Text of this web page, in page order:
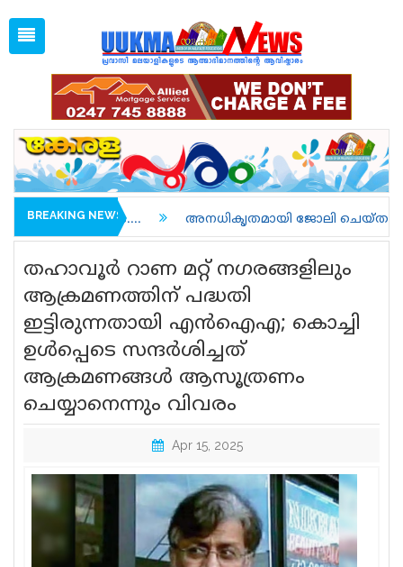
1 GBP =
128.35
Latest News
Associations
Spiritual
UK NEWS
World
uukma
Sports
Classifieds
Open
Menu
BREAKING NEWS
അനധികൃതമായി ജോലി ചെയ്തതിന്
തഹാവൂര്‍ റാണ മറ്റ് നഗരങ്ങളിലും
ആക്രമണത്തിന് പദ്ധതി
ഇട്ടിരുന്നതായി എന്‍ഐഎ; കൊച്ചി
ഉള്‍പ്പെടെ സന്ദര്‍ശിച്ചത്
ആക്രമണങ്ങള്‍ ആസൂത്രണം
ചെയ്യാനെന്നും വിവരം
Apr 15, 2025